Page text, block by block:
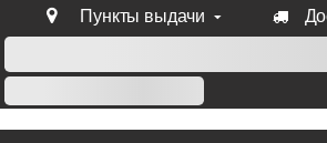
Пункты выдачи
руб продукции Venezia, Fratelli,